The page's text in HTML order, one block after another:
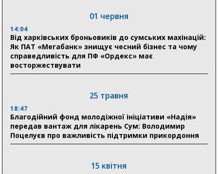
Ніколаєнко: у Сумах погодили 115 компенсацій на
відновлення житла майже на 6,6 млн грн
Сумщини пояснив, як отримати допомогу на зиму
17:52
«Укрексімбанк» припиняє виплату пенсій: у
Пенсійному фонді Сумщини пояснили, що робити
людям
01 червня
14:04
Від харківських броньовиків до сумських махінацій:
Як ПАТ «Мегабанк» знищує чесний бізнес та чому
справедливість для ПФ «Ордекс» має
восторжествувати
25 травня
18:47
Благодійний фонд молодіжної ініціативи «Надія»
передав вантаж для лікарень Сум: Володимир
Поцелуєв про важливість підтримки прикордоння
15 квітня